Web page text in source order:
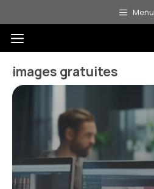
au
contenu
Menu
Menu
images gratuites